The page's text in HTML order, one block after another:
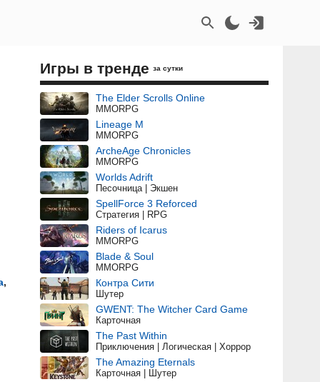
,
Игры в тренде за сутки
The Elder Scrolls Online
MMORPG
Lineage M
MMORPG
ArcheAge Chronicles
MMORPG
Worlds Adrift
Песочница | Экшен
SpellForce 3 Reforced
Стратегия | RPG
Riders of Icarus
MMORPG
Blade & Soul
MMORPG
Контра Сити
Шутер
GWENT: The Witcher Card Game
Карточная
The Past Within
Приключения | Логическая | Хоррор
The Amazing Eternals
Карточная | Шутер